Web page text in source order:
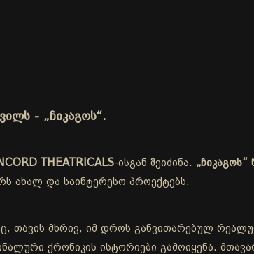
- „ჩიკაგოს“.
THEATRICALS-ისგან შეიძინა. „ჩიკაგოს“
ახალ და საინტერესო პროექტებს.
თავის მხრივ, იმ დროს განვითარებულ
ქრონიკის ისტორიები გამოიყენა.